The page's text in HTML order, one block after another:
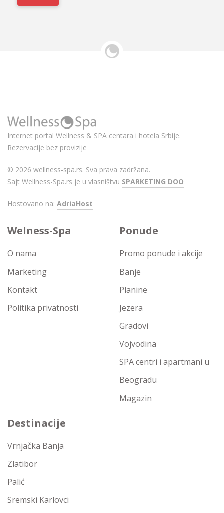
Internet portal Wellness & SPA centara i hotela Srbije.
Rezervacije bez provizije
© 2026 wellness-spa.rs. Sva prava zadržana.
Sajt Wellness-Spa.rs je u vlasništvu SPARKETING DOO
Hostovano na: AdriaHost
Welness-Spa
O nama
Marketing
Kontakt
Politika privatnosti
Ponude
Promo ponude i akcije
Banje
Planine
Jezera
Gradovi
Vojvodina
SPA centri i apartmani u
Beogradu
Magazin
Destinacije
Vrnjačka Banja
Zlatibor
Palić
Sremski Karlovci